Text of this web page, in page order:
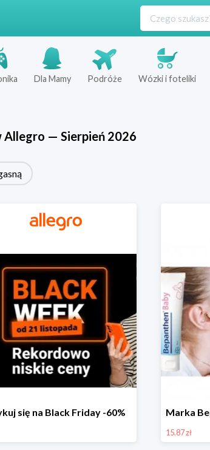
Dla Mamy Podróże Wózki i foteliki
Allegro — Sierpień 2026
się na Black Friday -60%
15.87 zł